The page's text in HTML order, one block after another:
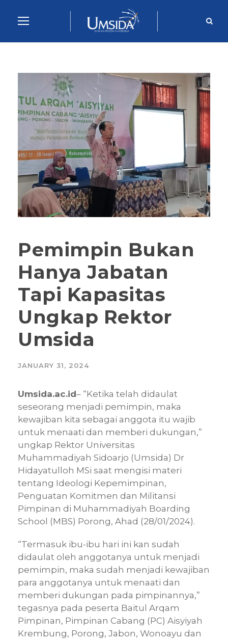
Pemimpin Bukan
Hanya Jabatan
Tapi Kapasitas
Ungkap Rektor
Umsida
JANUARY 31, 2024
Umsida.ac.id– “Ketika telah didaulat
seseorang menjadi pemimpin, maka
kewajiban kita sebagai anggota itu wajib
untuk menaati dan memberi dukungan,”
ungkap Rektor Universitas
Muhammadiyah Sidoarjo (Umsida) Dr
Hidayatulloh MSi saat mengisi materi
tentang Ideologi Kepemimpinan,
Penguatan Komitmen dan Militansi
Pimpinan di Muhammadiyah Boarding
School (MBS) Porong, Ahad (28/01/2024).
“Termasuk ibu-ibu hari ini kan sudah
didaulat oleh anggotanya untuk menjadi
pemimpin, maka sudah menjadi kewajiban
para anggotanya untuk menaati dan
memberi dukungan pada pimpinannya,”
tegasnya pada peserta Baitul Arqam
Pimpinan, Pimpinan Cabang (PC) Aisyiyah
Krembung, Porong, Jabon, Wonoayu dan